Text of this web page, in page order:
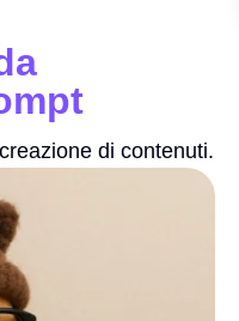
di contenuti.